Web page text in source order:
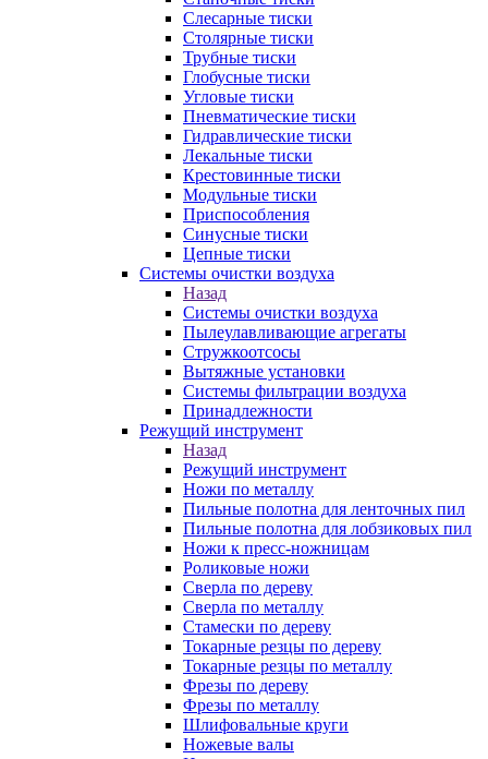
Слесарные тиски
Столярные тиски
Трубные тиски
Глобусные тиски
Угловые тиски
Пневматические тиски
Гидравлические тиски
Лекальные тиски
Крестовинные тиски
Модульные тиски
Приспособления
Синусные тиски
Цепные тиски
Системы очистки воздуха
Назад
Системы очистки воздуха
Пылеулавливающие агрегаты
Стружкоотсосы
Вытяжные установки
Системы фильтрации воздуха
Принадлежности
Режущий инструмент
Назад
Режущий инструмент
Ножи по металлу
Пильные полотна для ленточных пил
Пильные полотна для лобзиковых пил
Ножи к пресс-ножницам
Роликовые ножи
Сверла по дереву
Сверла по металлу
Стамески по дереву
Токарные резцы по дереву
Токарные резцы по металлу
Фрезы по дереву
Фрезы по металлу
Шлифовальные круги
Ножевые валы